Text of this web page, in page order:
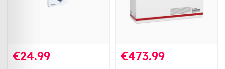
€24.99 €473.99